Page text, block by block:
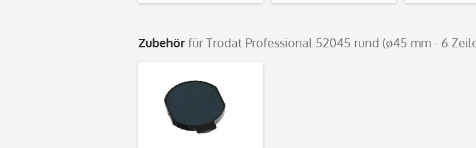
Zubehörfür Trodat Professional 52045 rund (ø45 mm - 6